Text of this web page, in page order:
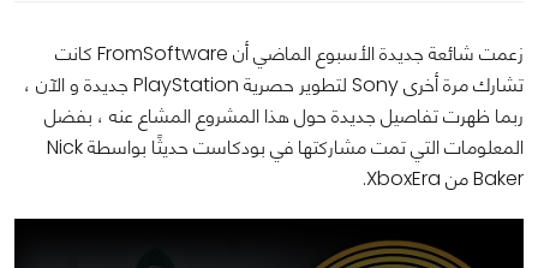
زعمت شائعة جديدة الأسبوع الماضي أن FromSoftware كانت
تشارك مرة أخرى Sony لتطوير حصرية PlayStation جديدة و الآن ،
ربما ظهرت تفاصيل جديدة حول هذا المشروع المشاع عنه ، بفضل
المعلومات التي تمت مشاركتها في بودكاست حديثًا بواسطة Nick
Baker من XboxEra.